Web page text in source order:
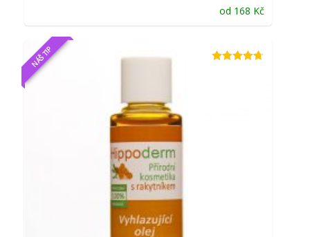
od 168 Kč
NÁŠ TIP